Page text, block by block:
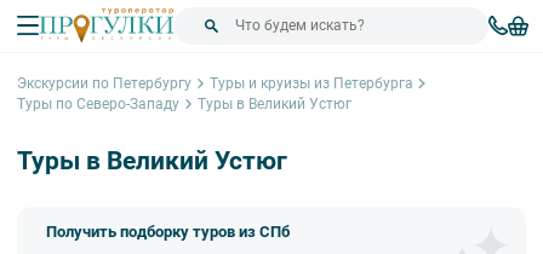
Экскурсии по Петербургу
Туры и круизы из Петербурга
Туры по Северо-Западу
Туры в Великий Устюг
Туры в Великий Устюг
Получить подборку туров из СПб